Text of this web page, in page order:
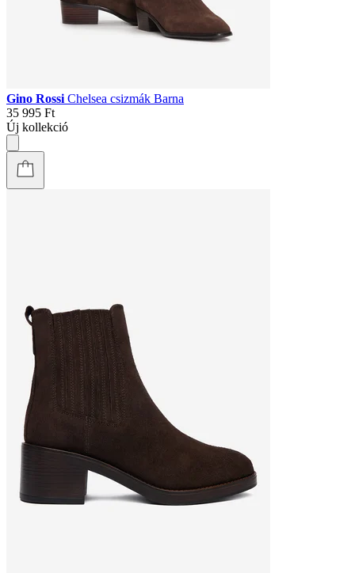
Gino Rossi Chelsea csizmák Barna
35 995 Ft
Új kollekció